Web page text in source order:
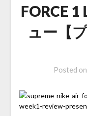
FORCE
ュー【
Posted on